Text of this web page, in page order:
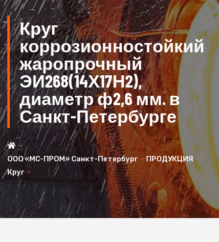
Круг
коррозионностойкий
жаропрочный
ЭИ268(14Х17Н2),
диаметр ф2,6 мм. в
Санкт-Петербурге
ООО «МС-ПРОМ» Санкт-Петербург
ПРОДУКЦИЯ
Круг